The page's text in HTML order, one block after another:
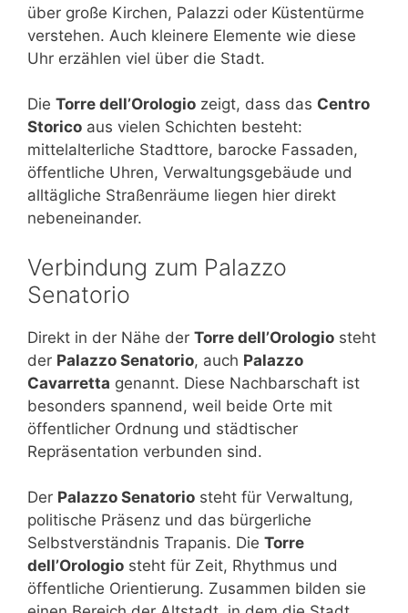
über große Kirchen, Palazzi oder Küstentürme
verstehen. Auch kleinere Elemente wie diese
Uhr erzählen viel über die Stadt.
Die Torre dell’Orologio zeigt, dass das Centro
Storico aus vielen Schichten besteht:
mittelalterliche Stadttore, barocke Fassaden,
öffentliche Uhren, Verwaltungsgebäude und
alltägliche Straßenräume liegen hier direkt
nebeneinander.
Verbindung zum Palazzo
Senatorio
Direkt in der Nähe der Torre dell’Orologio steht
der Palazzo Senatorio, auch Palazzo
Cavarretta genannt. Diese Nachbarschaft ist
besonders spannend, weil beide Orte mit
öffentlicher Ordnung und städtischer
Repräsentation verbunden sind.
Der Palazzo Senatorio steht für Verwaltung,
politische Präsenz und das bürgerliche
Selbstverständnis Trapanis. Die Torre
dell’Orologio steht für Zeit, Rhythmus und
öffentliche Orientierung. Zusammen bilden sie